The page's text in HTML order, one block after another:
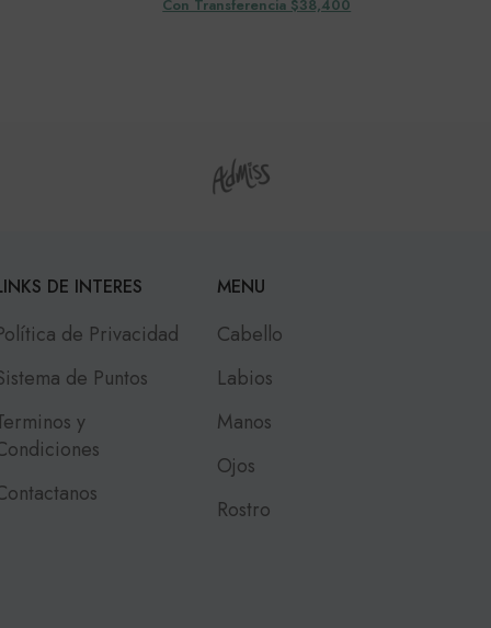
Con Transferencia $38,400
DE INTERES
de Privacidad
de Puntos
y
MENU
Cabello
Labios
Manos
Ojos
Rostro